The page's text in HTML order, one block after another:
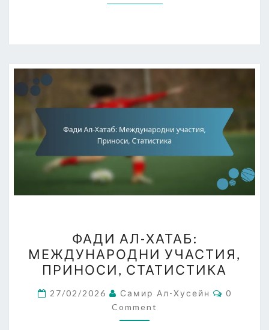
АЛ-
ХАТАБ:
МЕЖДУНАРОДНИ
УЧАСТИЯ,
ПРИНОСИ,
СТАТИСТИКА
ФАДИ АЛ-ХАТАБ:
МЕЖДУНАРОДНИ УЧАСТИЯ,
ПРИНОСИ, СТАТИСТИКА
27/02/2026 Самир Ал-Хусейн
0
Comment